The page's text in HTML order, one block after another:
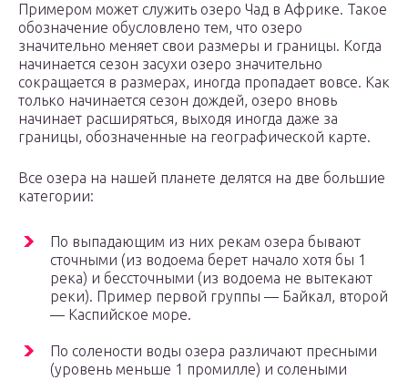
Примером может служить озеро Чад в Африке. Такое
обозначение обусловлено тем, что озеро
значительно меняет свои размеры и границы. Когда
начинается сезон засухи озеро значительно
сокращается в размерах, иногда пропадает вовсе. Как
только начинается сезон дождей, озеро вновь
начинает расширяться, выходя иногда даже за
границы, обозначенные на географической карте.
Все озера на нашей планете делятся на две большие
категории:
По выпадающим из них рекам озера бывают
сточными (из водоема берет начало хотя бы 1
река) и бессточными (из водоема не вытекают
реки). Пример первой группы — Байкал, второй
— Каспийское море.
По солености воды озера различают пресными
(уровень меньше 1 промилле) и солеными